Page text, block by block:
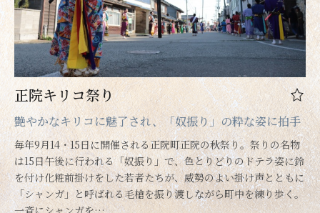
正院キリコ祭り
艶やかなキリコに魅了され、「奴振り」の粋な姿に拍手
毎年9月14・15日に開催される正院町正院の秋祭り。祭りの名物
は15日午後に行われる「奴振り」で、色とりどりのドテラ姿に鈴
を付け化粧前掛けをした若者たちが、威勢のよい掛け声とともに
「シャンガ」と呼ばれる毛槍を振り渡しながら町中を練り歩く。
一斉にシャンガを…